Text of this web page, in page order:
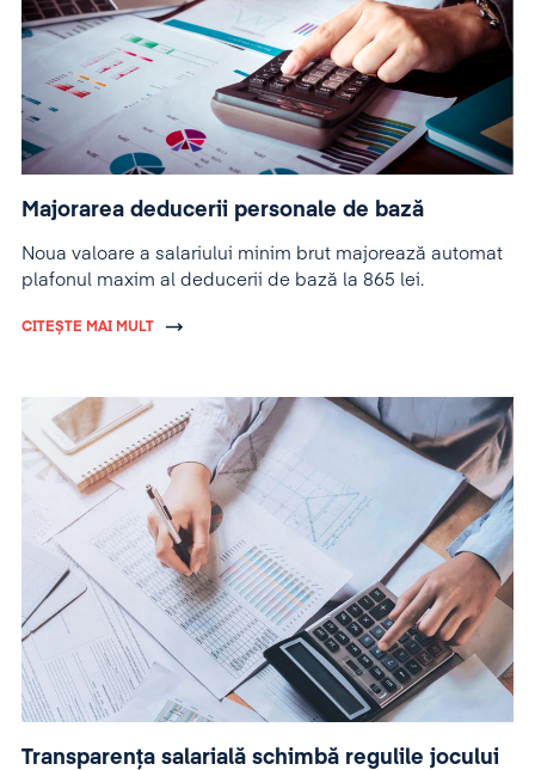
Majorarea deducerii personale de bază
Noua valoare a salariului minim brut majorează automat
plafonul maxim al deducerii de bază la 865 lei.
CITEȘTE MAI MULT
Transparența salarială schimbă regulile jocului